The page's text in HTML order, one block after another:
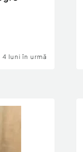
4 luni în urmă